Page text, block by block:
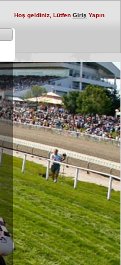
Hoş geldiniz, Lütfen Giriş Yapın